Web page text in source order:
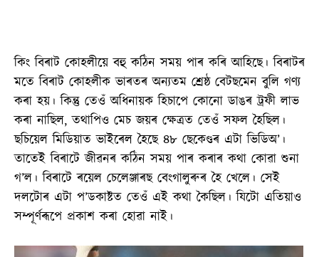
কিং বিৰাট কোহলীয়ে বহু কঠিন সময় পাৰ কৰি আহিছে। বিৰাটৰ
মতে বিৰাট কোহলীক ভাৰতৰ অন্যতম শ্ৰেষ্ঠ বেটছমেন বুলি গণ্য
কৰা হয়। কিন্তু তেওঁ অধিনায়ক হিচাপে কোনো ডাঙৰ ট্ৰফী লাভ
কৰা নাছিল, তথাপিও মেচ জয়ৰ ক্ষেত্ৰত তেওঁ সফল হৈছিল।
ছচিয়েল মিডিয়াত ভাইৰেল হৈছে ৪৮ ছেকেণ্ডৰ এটা ভিডিঅ’।
তাতেই বিৰাটে জীৱনৰ কঠিন সময় পাৰ কৰাৰ কথা কোৱা শুনা
গ’ল। বিৰাটে ৰয়েল চেলেঞ্জাৰছ বেংগালুৰুৰ হৈ খেলে। সেই
দলটোৰ এটা প’ডকাষ্টত তেওঁ এই কথা কৈছিল। যিটো এতিয়াও
সম্পূৰ্ণৰূপে প্ৰকাশ কৰা হোৱা নাই।